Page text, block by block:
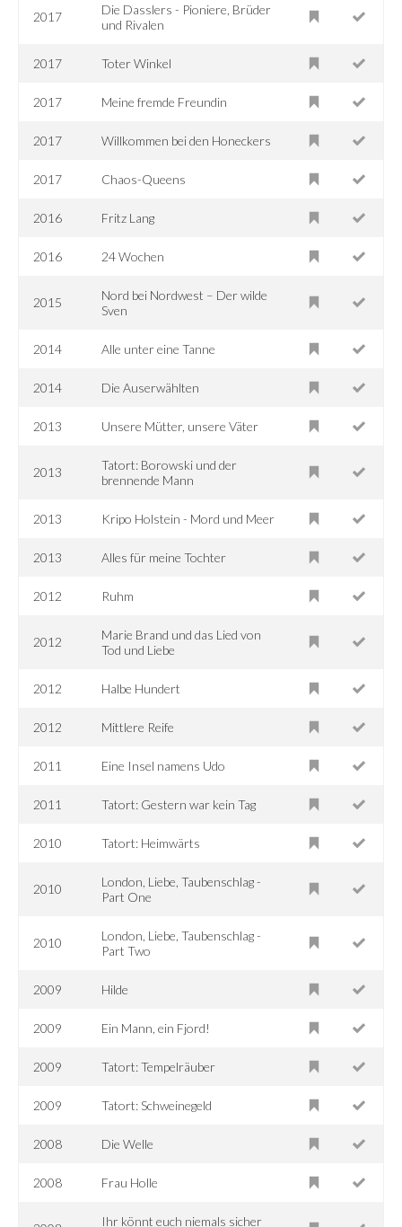
2017
Die Dasslers - Pioniere, Brüder
und Rivalen
2017 Toter Winkel
2017 Meine fremde Freundin
2017 Willkommen bei den Honeckers
2017 Chaos-Queens
2016 Fritz Lang
2016 24 Wochen
2015
Nord bei Nordwest – Der wilde
Sven
2014 Alle unter eine Tanne
2014 Die Auserwählten
2013 Unsere Mütter, unsere Väter
2013
Tatort: Borowski und der
brennende Mann
2013 Kripo Holstein - Mord und Meer
2013 Alles für meine Tochter
2012 Ruhm
2012
Marie Brand und das Lied von
Tod und Liebe
2012 Halbe Hundert
2012 Mittlere Reife
2011 Eine Insel namens Udo
2011 Tatort: Gestern war kein Tag
2010 Tatort: Heimwärts
2010
London, Liebe, Taubenschlag -
Part One
2010
London, Liebe, Taubenschlag -
Part Two
2009 Hilde
2009 Ein Mann, ein Fjord!
2009 Tatort: Tempelräuber
2009 Tatort: Schweinegeld
2008 Die Welle
2008 Frau Holle
Ihr könnt euch niemals sicher